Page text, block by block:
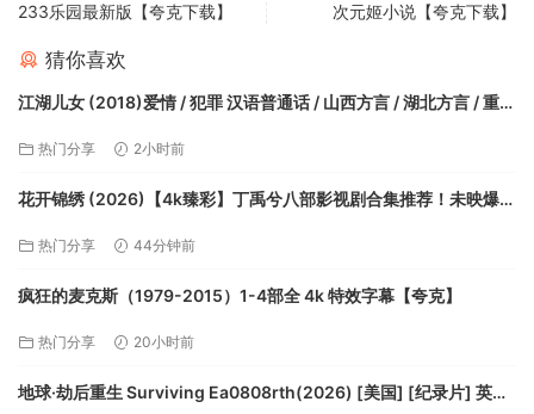
233乐园最新版【夸克下载】 次元姬小说【夸克下载】
猜你喜欢
江湖儿女 (2018)爱情 / 犯罪 汉语普通话 / 山西方言 / 湖北方言 / 重庆
热门分享 2小时前
花开锦绣 (2026)【4k臻彩】丁禹兮八部影视剧合集推荐！未映爆
热门分享 44分钟前
疯狂的麦克斯（1979-2015）1-4部全 4k 特效字幕【夸克】
热门分享 20小时前
地球·劫后重生 Surviving Ea0808rth(2026) [美国] [纪录片] 英语